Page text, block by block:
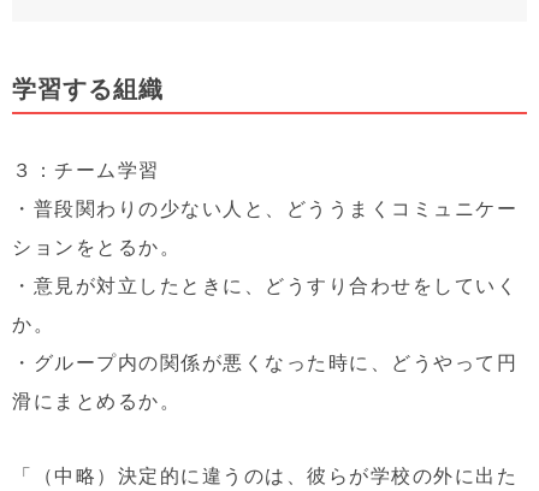
学習する組織
３：チーム学習
・普段関わりの少ない人と、どううまくコミュニケー
ションをとるか。
・意見が対立したときに、どうすり合わせをしていく
か。
・グループ内の関係が悪くなった時に、どうやって円
滑にまとめるか。
「（中略）決定的に違うのは、彼らが学校の外に出た